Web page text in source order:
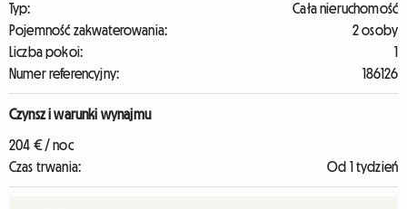
Typ:
Cała nieruchomość
Pojemność zakwaterowania:
2 osoby
Liczba pokoi:
1
Numer referencyjny:
186126
Czynsz i warunki wynajmu
204 € / noc
Czas trwania:
Od 1 tydzień